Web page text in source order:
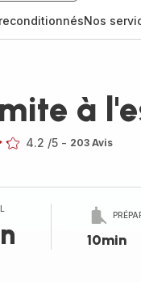
Nos
à
4.2 /5 - 203 Avis
10min